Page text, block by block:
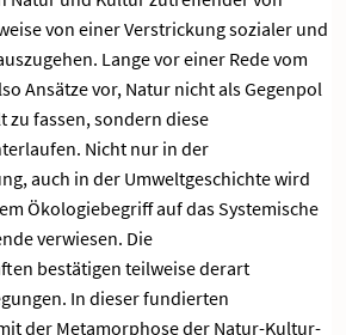
von einer Verstrickung sozialer und
Lange vor einer Rede vom
Ansätze vor, Natur nicht als Gegenpol
zu fassen, sondern diese
Nicht nur in der
auch in der Umweltgeschichte wird
Ökologiebegriff auf das Systemische
verwiesen. Die
bestätigen teilweise derart
In dieser fundierten
der Metamorphose der Natur-Kultur-